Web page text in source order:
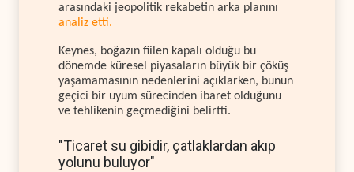
arasındaki jeopolitik rekabetin arka planını
analiz etti.
Keynes, boğazın fiilen kapalı olduğu bu
dönemde küresel piyasaların büyük bir çöküş
yaşamamasının nedenlerini açıklarken, bunun
geçici bir uyum sürecinden ibaret olduğunu
ve tehlikenin geçmediğini belirtti.
"Ticaret su gibidir, çatlaklardan akıp
yolunu buluyor"